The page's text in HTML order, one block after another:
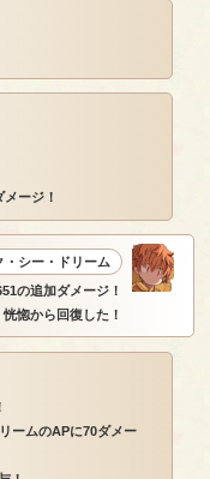
ージ！
・シー・ドリーム
の追加ダメージ！
恍惚から回復した！
ームのAPに70ダメー